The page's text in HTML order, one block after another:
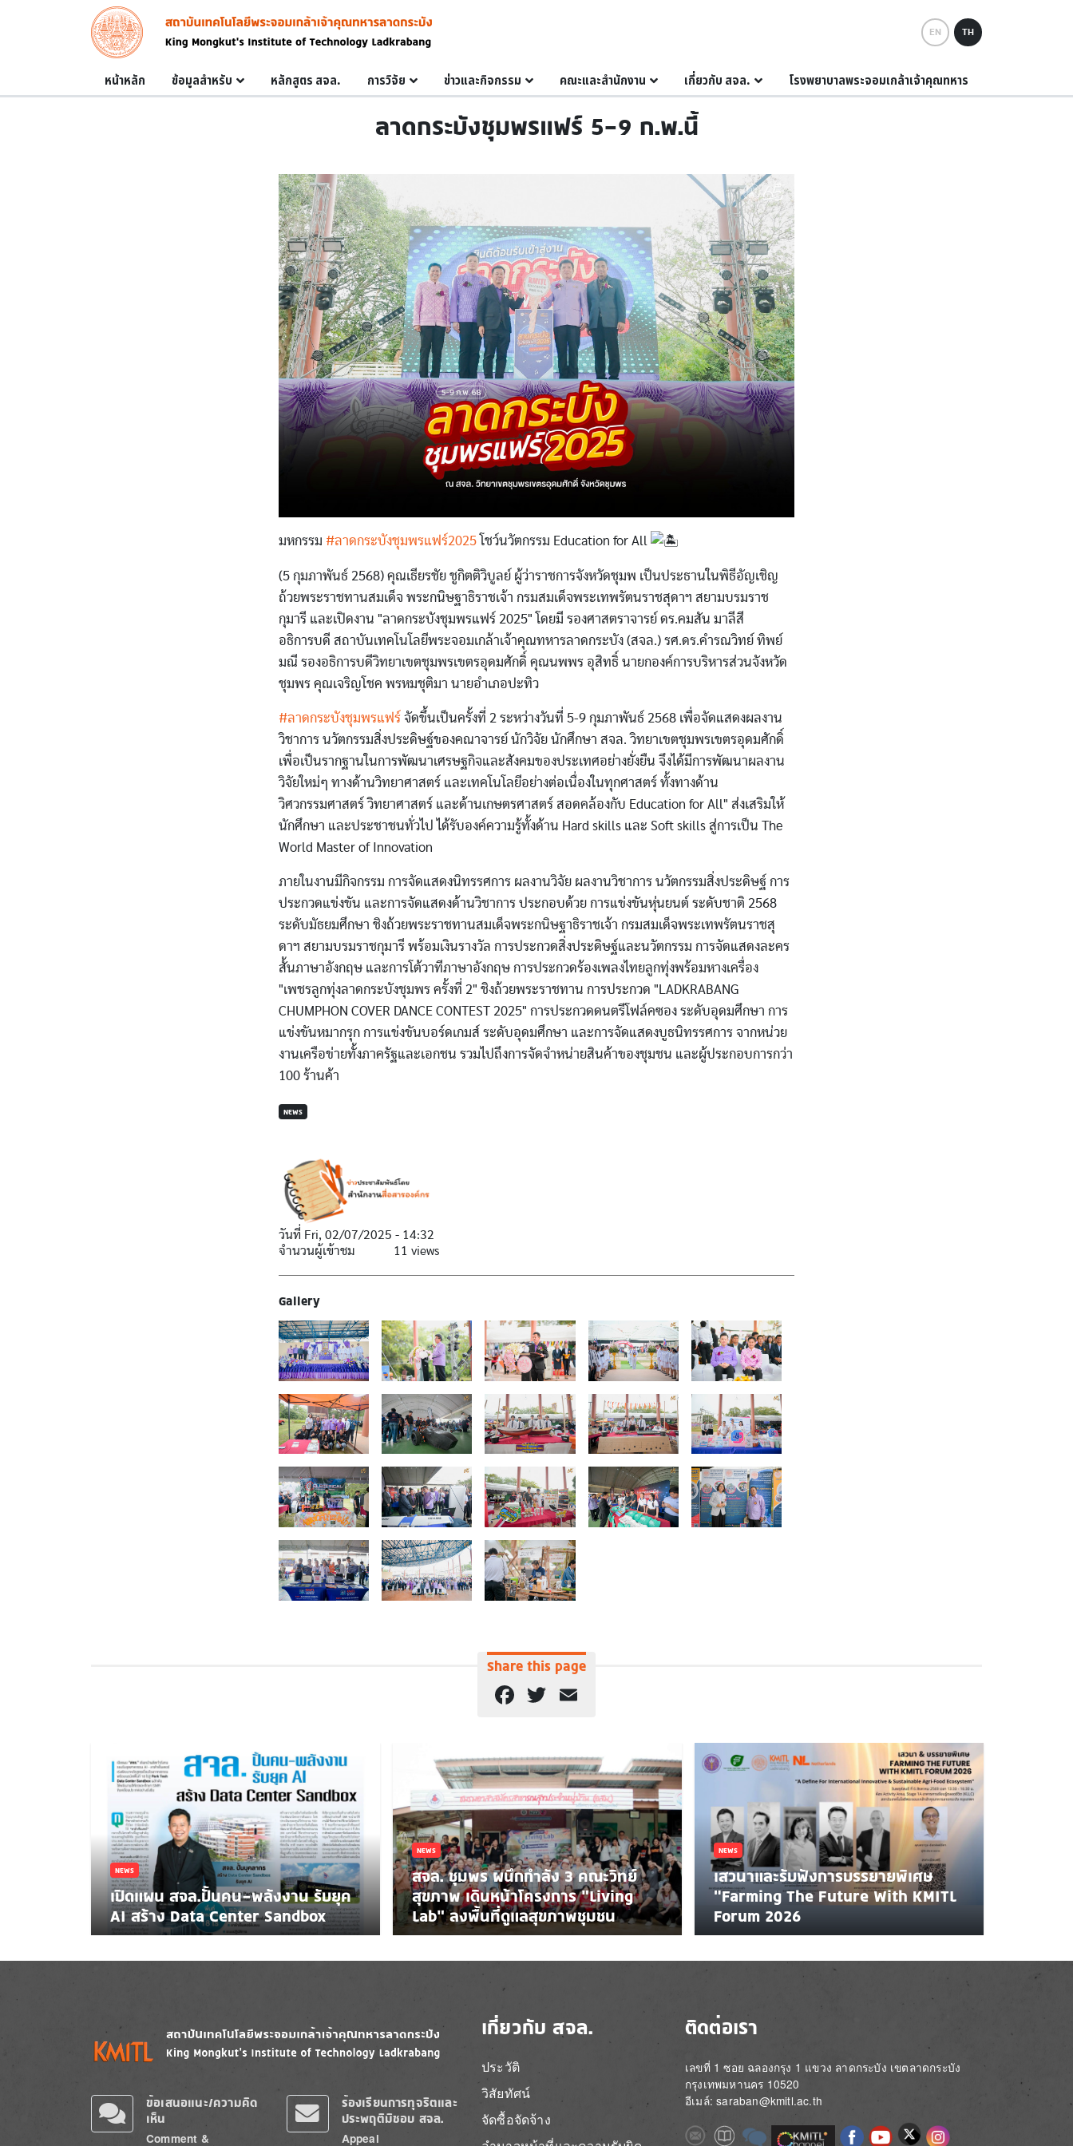
Skip to main content
Image
EN TH
Main navigation
หน้าหลัก ข้อมูลสำหรับ หลักสูตร สจล. การวิจัย ข่าวและกิจกรรม คณะและสำนักงาน เกี่ยวกับ สจล. โรงพยาบาลพระจอมเกล้าเจ้าคุณทหาร
ลาดกระบังชุมพรแฟร์ 5-9 ก.พ.นี้
มหกรรม#ลาดกระบังชุมพรแฟร์2025 โชว์นวัตกรรม Education for All
(5 กุมภาพันธ์ 2568) คุณเธียรชัย ชูกิตติวิบูลย์ ผู้ว่าราชการจังหวัดชุมพ เป็นประธานในพิธีอัญเชิญ
ถ้วยพระราชทานสมเด็จ พระกนิษฐาธิราชเจ้า กรมสมเด็จพระเทพรัตนราชสุดาฯ สยามบรมราช
กุมารี และเปิดงาน "ลาดกระบังชุมพรแฟร์ 2025" โดยมี รองศาสตราจารย์ ดร.คมสัน มาลีสี
อธิการบดี สถาบันเทคโนโลยีพระจอมเกล้าเจ้าคุณทหารลาดกระบัง (สจล.) รศ.ดร.คำรณวิทย์ ทิพย์
มณี รองอธิการบดีวิทยาเขตชุมพรเขตรอุดมศักดิ์ คุณนพพร อุสิทธิ์ นายกองค์การบริหารส่วนจังหวัด
ชุมพร คุณเจริญโชค พรหมชุติมา นายอำเภอปะทิว
#ลาดกระบังชุมพรแฟร์ จัดขึ้นเป็นครั้งที่ 2 ระหว่างวันที่ 5-9 กุมภาพันธ์ 2568 เพื่อจัดแสดงผลงาน
วิชาการ นวัตกรรมสิ่งประดิษฐ์ของคณาจารย์ นักวิจัย นักศึกษา สจล. วิทยาเขตชุมพรเขตรอุดมศักดิ์
เพื่อเป็นรากฐานในการพัฒนาเศรษฐกิจและสังคมของประเทศอย่างยั่งยืน จึงได้มีการพัฒนาผลงาน
วิจัยใหม่ๆ ทางด้านวิทยาศาสตร์ และเทคโนโลยีอย่างต่อเนื่องในทุกศาสตร์ ทั้งทางด้าน
วิศวกรรมศาสตร์ วิทยาศาสตร์ และด้านเกษตรศาสตร์ สอดคล้องกับ Education for All" ส่งเสริมให้
นักศึกษา และประชาชนทั่วไป ได้รับองค์ความรู้ทั้งด้าน Hard skills และ Soft skills สู่การเป็น The
World Master of Innovation
ภายในงานมีกิจกรรม การจัดแสดงนิทรรศการ ผลงานวิจัย ผลงานวิชาการ นวัตกรรมสิ่งประดิษฐ์ การ
ประกวดแข่งขัน และการจัดแสดงด้านวิชาการ ประกอบด้วย การแข่งขันหุ่นยนต์ ระดับชาติ 2568
ระดับมัธยมศึกษา ชิงถ้วยพระราชทานสมเด็จพระกนิษฐาธิราชเจ้า กรมสมเด็จพระเทพรัตนราชสุ
ดาฯ สยามบรมราชกุมารี พร้อมเงินรางวัล การประกวดสิ่งประดิษฐ์และนวัตกรรม การจัดแสดงละคร
สั้นภาษาอังกฤษ และการโต้วาทีภาษาอังกฤษ การประกวดร้องเพลงไทยลูกทุ่งพร้อมหางเครื่อง
"เพชรลูกทุ่งลาดกระบังชุมพร ครั้งที่ 2" ชิงถ้วยพระราชทาน การประกวด "LADKRABANG
CHUMPHON COVER DANCE CONTEST 2025" การประกวดดนตรีโฟล์คซอง ระดับอุดมศึกษา การ
แข่งขันหมากรุก การแข่งขันบอร์ดเกมส์ ระดับอุดมศึกษา และการจัดแสดงบูธนิทรรศการ จากหน่วย
งานเครือข่ายทั้งภาครัฐและเอกชน รวมไปถึงการจัดจำหน่ายสินค้าของชุมชน และผู้ประกอบการกว่า
100 ร้านค้า
NEWS
วันที่ Fri, 02/07/2025 - 14:32
จำนวนผู้เข้าชม
11 views
Gallery
Share this page
Facebook
Twitter
NEWS
เปิดแผน สจล.ปั้นคน-พลังงาน รับยุค
AI สร้าง Data Center Sandbox
NEWS
สจล. ชุมพร ผนึกกำลัง 3 คณะวิทย์
สุขภาพ เดินหน้าโครงการ “Living
Lab” ลงพื้นที่ดูแลสุขภาพชุมชน
NEWS
เสวนาและรับฟังการบรรยายพิเศษ
"Farming The Future With KMITL
Forum 2026
Image Image
ข้อเสนอแนะ/ความคิด
เห็น
Comment &
ร้องเรียนการทุจริตและ
ประพฤติมิชอบ สจล.
Appeal
เกี่ยวกับ สจล.
ประวัติ
วิสัยทัศน์
จัดซื้อจัดจ้าง
ติดต่อเรา
เลขที่ 1 ซอย ฉลองกรุง 1 แขวง ลาดกระบัง เขตลาดกระบัง
กรุงเทพมหานคร 10520
อีเมล์: saraban@kmitl.ac.th
ImageImageImage Image ImageImageImageImage